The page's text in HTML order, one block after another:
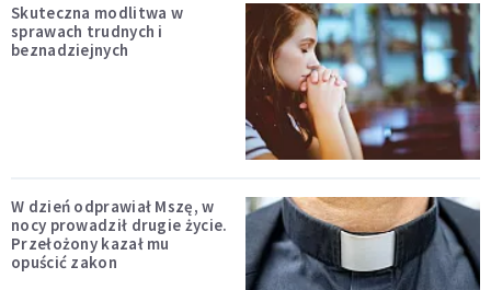
Skuteczna modlitwa w
sprawach trudnych i
beznadziejnych
W dzień odprawiał Mszę, w
nocy prowadził drugie życie.
Przełożony kazał mu
opuścić zakon